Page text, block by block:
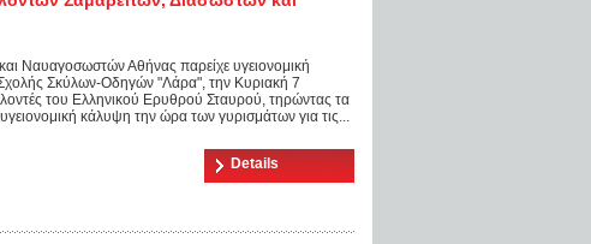
Ναυαγοσωστών Αθήνας παρείχε υγειονομική
Σκύλων-Οδηγών "Λάρα", την Κυριακή 7
του Ελληνικού Ερυθρού Σταυρού, τηρώντας τα
κάλυψη την ώρα των γυρισμάτων για τις...
Details